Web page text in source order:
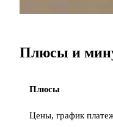
Плюсы и
Плюсы
Цены, график